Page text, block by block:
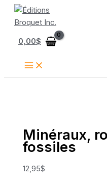
Aller
0,00$
Minéraux,
fossiles
12,95$